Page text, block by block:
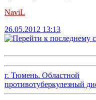
NaviL
26.05.2012 13:13
г. Тюмень. Областной
противотуберкулезный